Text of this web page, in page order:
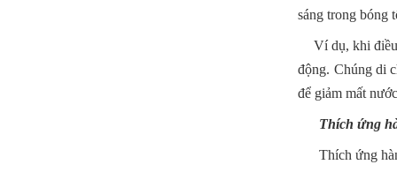
sáng trong bóng
Ví dụ, khi điều
động. Chúng di
để giảm mất
Thích ứng
Thích ứng